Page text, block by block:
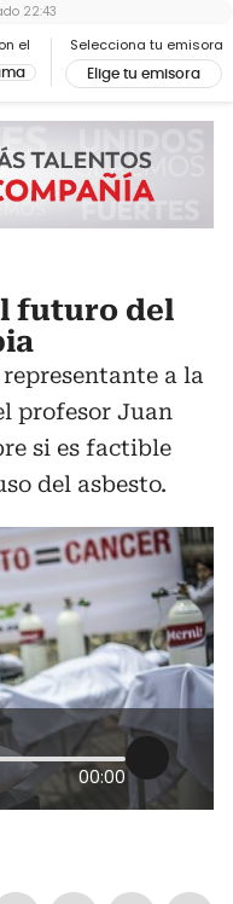
el Selecciona tu emisora
Elige tu emisora
22:43
futuro del
a la
profesor Juan
si es factible
del asbesto.
00:00